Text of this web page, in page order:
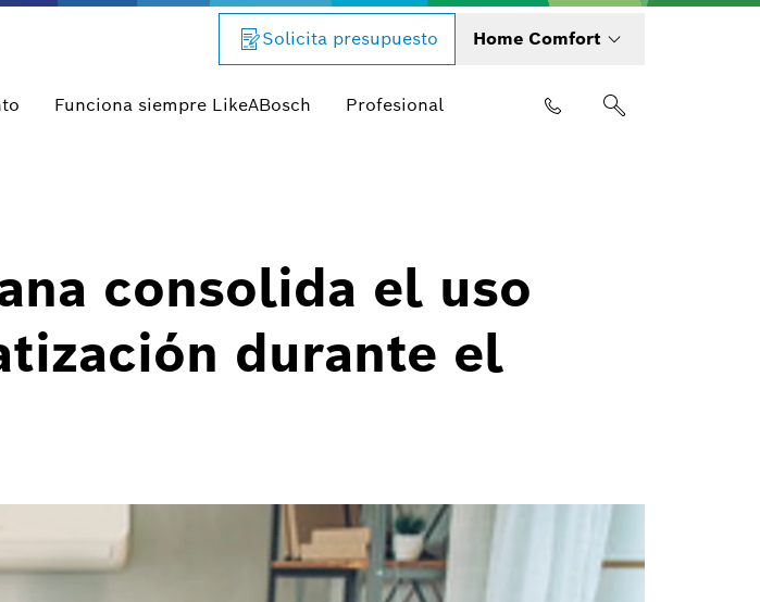
Solicita presupuesto Home Comfort
Funciona siempre LikeABosch Profesional
consolida el uso
durante el